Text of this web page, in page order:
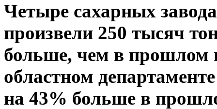
Четыре сахарных
произвели 250 тысяч
больше, чем в прошлом
областном
на 43% больше в